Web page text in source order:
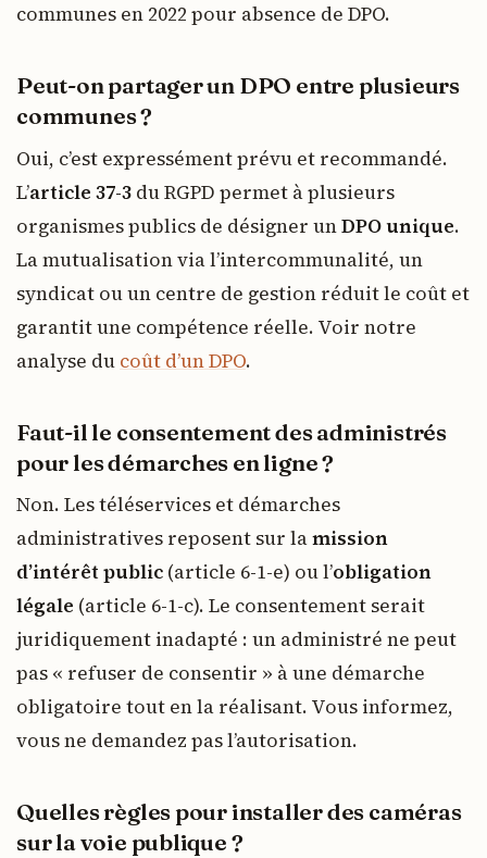
communes en 2022 pour absence de DPO.
Peut-on partager un DPO entre plusieurs
communes ?
Oui, c’est expressément prévu et recommandé.
L’article 37-3 du RGPD permet à plusieurs
organismes publics de désigner unDPO unique.
La mutualisation via l’intercommunalité, un
syndicat ou un centre de gestion réduit le coût et
garantit une compétence réelle. Voir notre
analyse du coût d’un DPO.
Faut-il le consentement des administrés
pour les démarches en ligne ?
Non. Les téléservices et démarches
administratives reposent sur lamission
d’intérêt public (article 6-1-e) ou l’obligation
légale (article 6-1-c). Le consentement serait
juridiquement inadapté : un administré ne peut
pas « refuser de consentir » à une démarche
obligatoire tout en la réalisant. Vous informez,
vous ne demandez pas l’autorisation.
Quelles règles pour installer des caméras
sur la voie publique ?